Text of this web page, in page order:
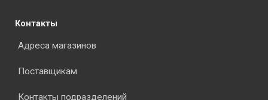
Контакты
Адреса магазинов
Поставщикам
Контакты подразделений